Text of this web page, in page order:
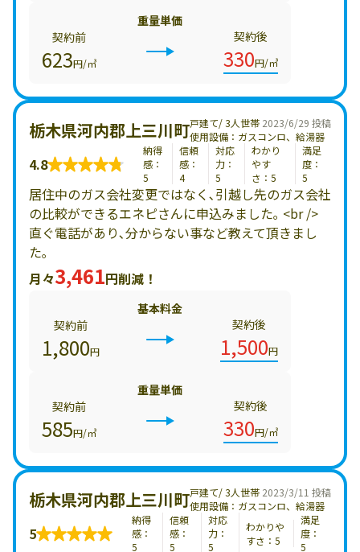
重量単価
契約前
623円/㎥
契約後
330円/㎥
2023/6/29 投稿
栃木県河内郡上三川町戸建て/ 3人世帯
使用設備：ガスコンロ、給湯器
4.8
納得
感：
5
信頼
感：
4
対応
力：
5
わかり
やす
さ：5
満足
度：
5
居住中のガス会社変更ではなく､引越し先のガス会社
の比較ができるエネピさんに申込みました｡ <br />
直ぐ電話があり､分からない事など教えて頂きまし
た｡
月々3,461円削減！
基本料金
契約前
1,800円
契約後
1,500円
重量単価
契約前
585円/㎥
契約後
330円/㎥
2023/3/11 投稿
栃木県河内郡上三川町戸建て/ 3人世帯
使用設備：ガスコンロ、給湯器
5
納得
感：
5
信頼
感：
5
対応
力：
5
わかりや
すさ：5
満足
度：
5